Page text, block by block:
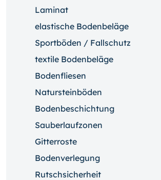
Laminat
elastische Bodenbeläge
Sportböden / Fallschutz
textile Bodenbeläge
Bodenfliesen
Natursteinböden
Bodenbeschichtung
Sauberlaufzonen
Gitterroste
Bodenverlegung
Rutschsicherheit